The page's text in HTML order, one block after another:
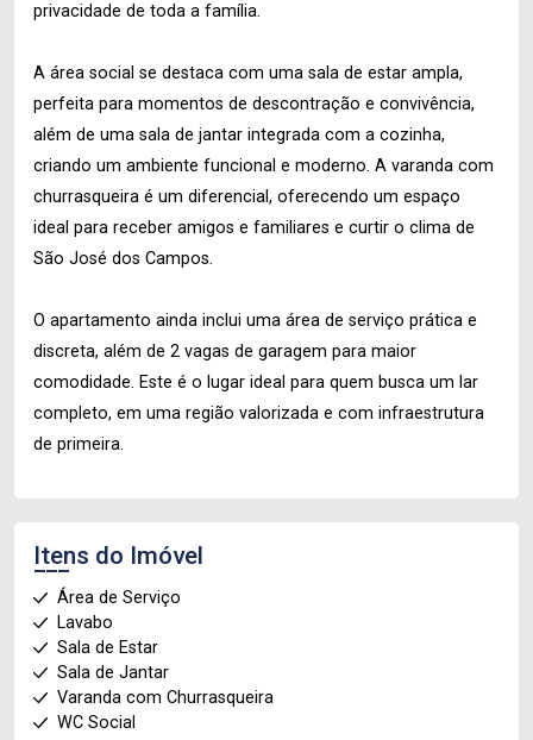
privacidade de toda a família.
A área social se destaca com uma sala de estar ampla,
perfeita para momentos de descontração e convivência,
além de uma sala de jantar integrada com a cozinha,
criando um ambiente funcional e moderno. A varanda com
churrasqueira é um diferencial, oferecendo um espaço
ideal para receber amigos e familiares e curtir o clima de
São José dos Campos.
O apartamento ainda inclui uma área de serviço prática e
discreta, além de 2 vagas de garagem para maior
comodidade. Este é o lugar ideal para quem busca um lar
completo, em uma região valorizada e com infraestrutura
de primeira.
Itens do Imóvel
Área de Serviço
Lavabo
Sala de Estar
Sala de Jantar
Varanda com Churrasqueira
WC Social